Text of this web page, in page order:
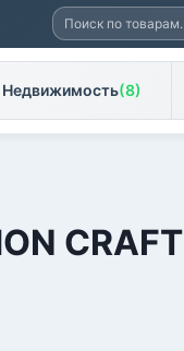
Искать:
Недвижимость(8)
CRAFT